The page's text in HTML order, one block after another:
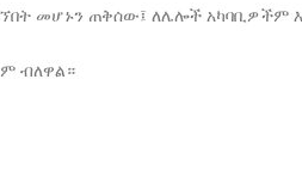
መሆኑን ጠቅሰው፤ ለሌሎች አካባቢዎችም
ብለዋል።